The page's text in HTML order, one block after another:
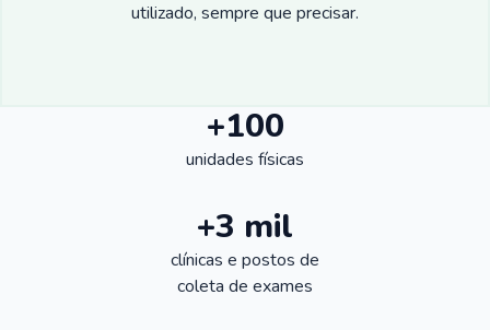
utilizado, sempre que precisar.
+100
unidades físicas
+3 mil
clínicas e postos de
coleta de exames